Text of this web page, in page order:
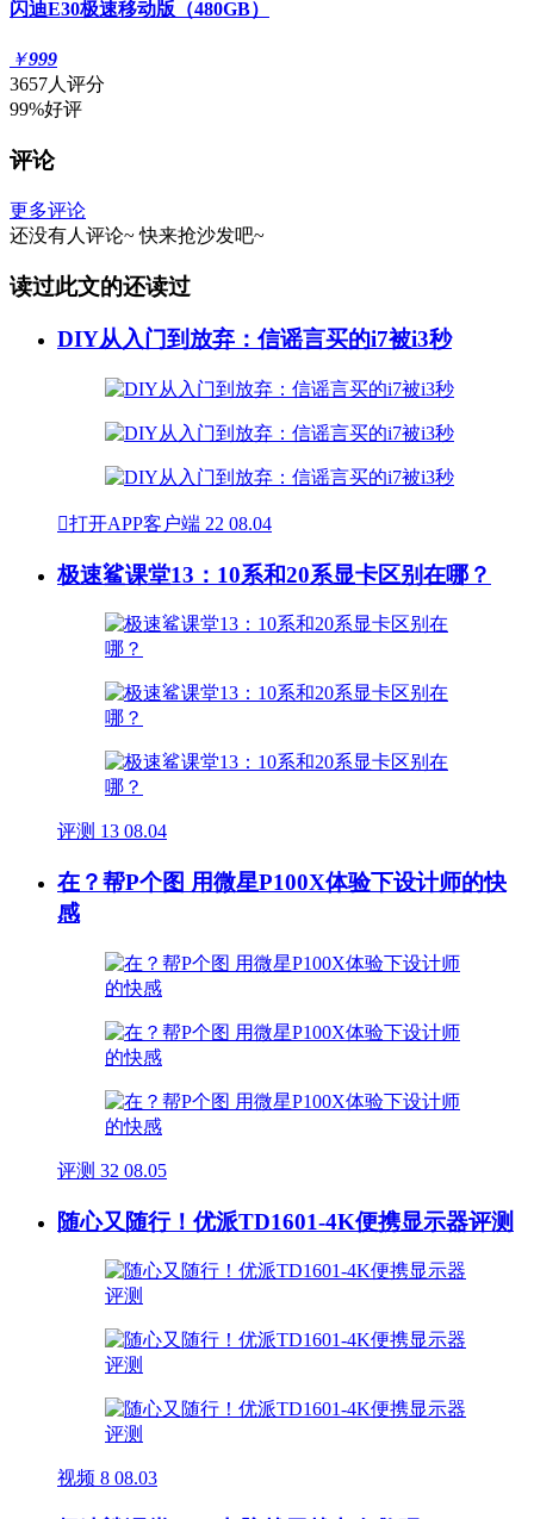
闪迪E30极速移动版（480GB）
￥999
3657人评分
99%好评
评论
更多评论
还没有人评论~ 快来抢沙发吧~
读过此文的还读过
DIY从入门到放弃：信谣言买的i7被i3秒
打开APP客户端 22 08.04
极速鲨课堂13：10系和20系显卡区别在哪？
评测 13 08.04
在？帮P个图 用微星P100X体验下设计师的快
感
评测 32 08.05
随心又随行！优派TD1601-4K便携显示器评测
视频 8 08.03